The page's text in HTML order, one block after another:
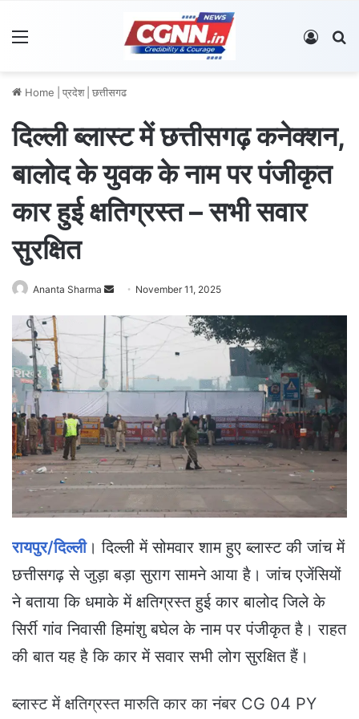
Log In
Home प्रदेश छत्तीसगढ
दिल्ली ब्लास्ट में छत्तीसगढ़ कनेक्शन,
बालोद के युवक के नाम पर पंजीकृत
कार हुई क्षतिग्रस्त – सभी सवार
सुरक्षित
Ananta Sharma
d
m
a
i
November 11, 2025
रायपुर/दिल्ली। दिल्ली में सोमवार शाम हुए ब्लास्ट की जांच में
छत्तीसगढ़ से जुड़ा बड़ा सुराग सामने आया है। जांच एजेंसियों
ने बताया कि धमाके में क्षतिग्रस्त हुई कार बालोद जिले के
सिर्री गांव निवासी हिमांशु बघेल के नाम पर पंजीकृत है। राहत
की बात यह है कि कार में सवार सभी लोग सुरक्षित हैं।
ब्लास्ट में क्षतिग्रस्त मारुति कार का नंबर CG 04 PY